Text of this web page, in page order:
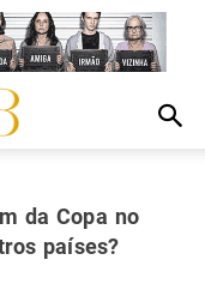
da Copa no
países?